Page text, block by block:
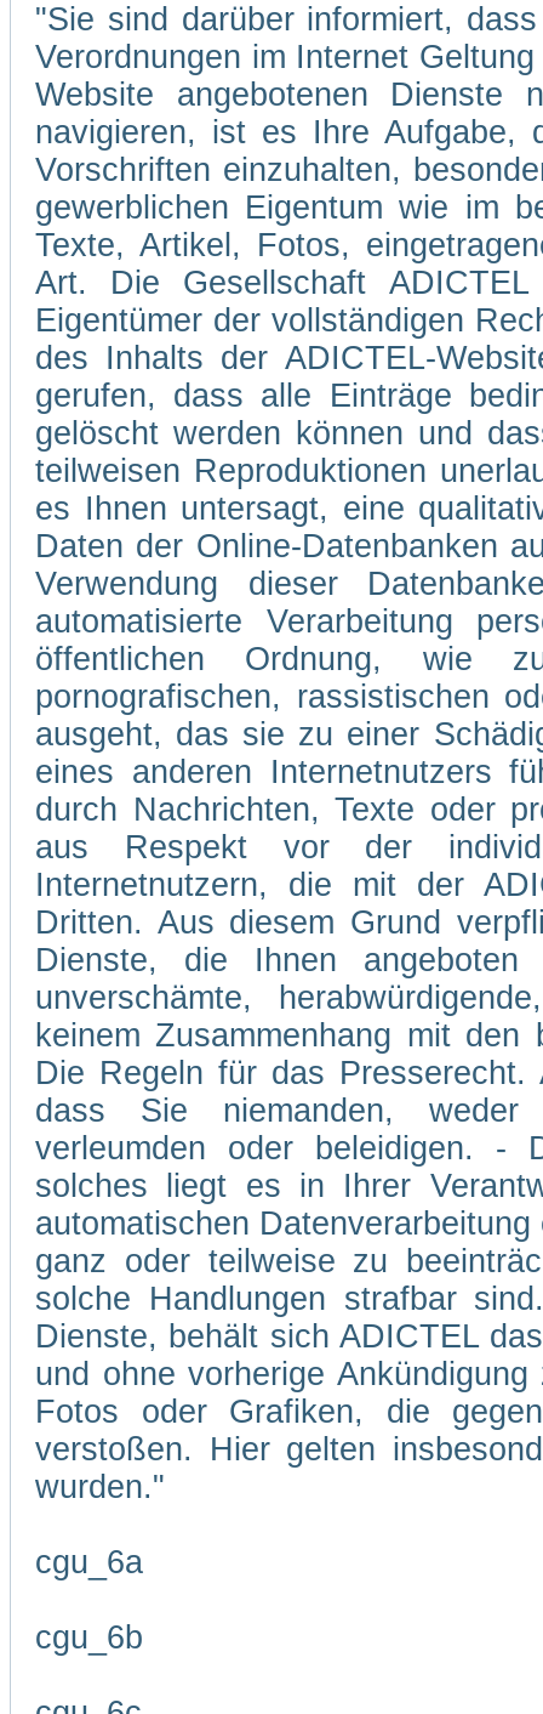
"Sie sind darüber informiert,
Verordnungen im Internet
Website angebotenen Dienste
navigieren, ist es Ihre Aufgabe,
Vorschriften einzuhalten,
gewerblichen Eigentum wie im
Texte, Artikel, Fotos,
Art. Die Gesellschaft
Eigentümer der vollständigen
des Inhalts der ADICTEL-
gerufen, dass alle Einträge
gelöscht werden können und
teilweisen Reproduktionen
es Ihnen untersagt, eine
Daten der Online-Datenbanken
Verwendung dieser
automatisierte Verarbeitung
öffentlichen Ordnung, wie
pornografischen, rassistischen
ausgeht, das sie zu einer
eines anderen Internetnutzers
durch Nachrichten, Texte oder
aus Respekt vor der
Internetnutzern, die mit der
Dritten. Aus diesem Grund
Dienste, die Ihnen angeboten
unverschämte,
keinem Zusammenhang mit
Die Regeln für das
dass Sie niemanden, weder
verleumden oder beleidigen. -
solches liegt es in Ihrer
automatischen
ganz oder teilweise zu
solche Handlungen strafbar
Dienste, behält sich ADICTEL
und ohne vorherige
Fotos oder Grafiken, die
verstoßen. Hier gelten
wurden."
cgu_6a
cgu_6b